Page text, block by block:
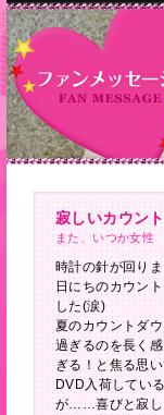
寂しいカウン
また、いつか女
時計の針が回りま
日にちのカウン
した(涙)
夏のカウントダ
過ぎるのを長く
ぎる！と焦る思い
DVD入荷してい
が……喜びと寂し